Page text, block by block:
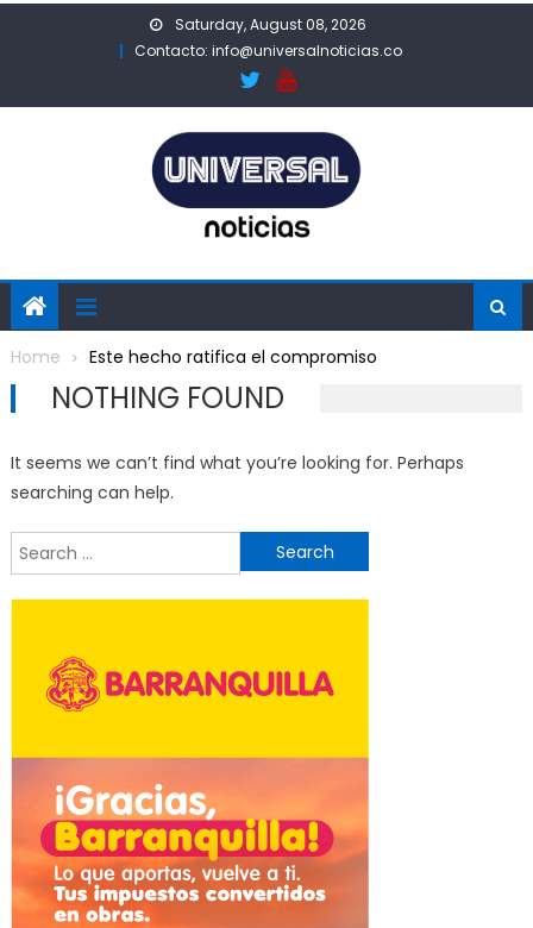
Saturday, August 08, 2026
Contacto: info@universalnoticias.co
Home Este hecho ratifica el compromiso
NOTHING FOUND
It seems we can’t find what you’re looking for. Perhaps
searching can help.
for: